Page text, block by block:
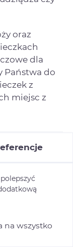
oraz
dla
Państwa do
z
miejsc z
na wszystko